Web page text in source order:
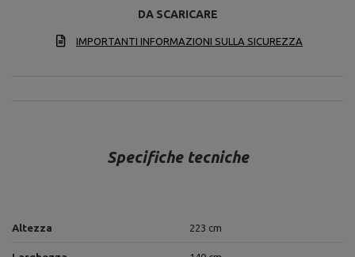
DA SCARICARE
IMPORTANTI INFORMAZIONI SULLA SICUREZZA
Specifiche tecniche
Altezza 223 cm